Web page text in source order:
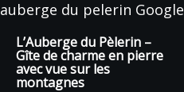
auberge du pelerin Google
L’Auberge du Pèlerin –
Gîte de charme en pierre
avec vue sur les
montagnes